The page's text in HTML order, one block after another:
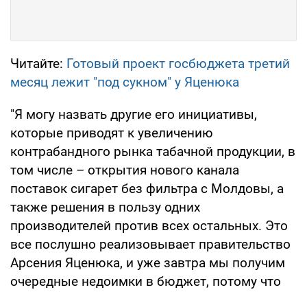
Читайте: Готовый проект госбюджета третий
месяц лежит "под сукном" у Яценюка
"Я могу назвать другие его инициативы,
которые приводят к увеличению
контрабандного рынка табачной продукции, в
том числе – открытия нового канала
поставок сигарет без фильтра с Молдовы, а
также решения в пользу одних
производителей против всех остальных. Это
все послушно реализовывает правительство
Арсения Яценюка, и уже завтра мы получим
очередные недоимки в бюджет, потому что